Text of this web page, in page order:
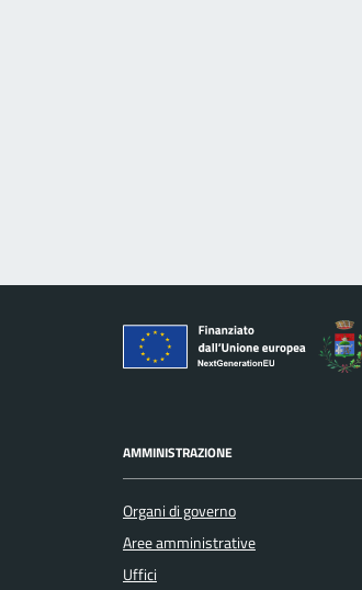
AMMINISTRAZIONE
Organi di governo
Aree amministrative
Uffici